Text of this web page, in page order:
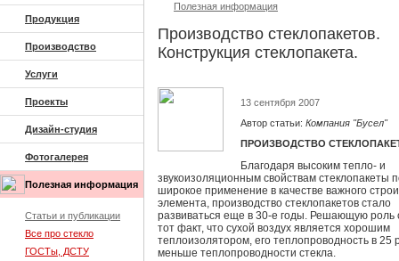
Продукция
Производство
Услуги
Проекты
Дизайн-студия
Фотогалерея
Полезная информация
Статьи и публикации
Все про стекло
ГОСТы, ДСТУ
Полезная информация
Производство стеклопакетов.
Конструкция стеклопакета.
13 сентября 2007
Автор статьи: Компания "Бусел"
ПРОИЗВОДСТВО
Благодаря высоким тепло- и
звукоизоляционным свойствам стеклопакеты
широкое применение в качестве важного
элемента, производство стеклопакетов стало
развиваться еще в 30-е годы. Решающую роль
тот факт, что сухой воздух является хорошим
теплоизолятором, его теплопроводность в 25
меньше теплопроводности стекла.